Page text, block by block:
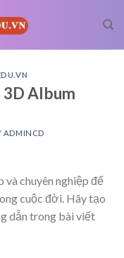
3D Album
ADMINCD
chuyên nghiệp để
cuộc đời. Hãy tạo
dẫn trong bài viết